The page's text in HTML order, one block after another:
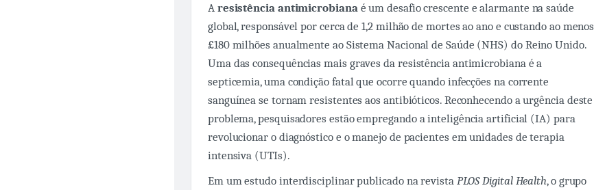
A resistência antimicrobiana é um desafio crescente e alarmante na saúde
global, responsável por cerca de 1,2 milhão de mortes ao ano e custando ao menos
£180 milhões anualmente ao Sistema Nacional de Saúde (NHS) do Reino Unido.
Uma das consequências mais graves da resistência antimicrobiana é a
septicemia, uma condição fatal que ocorre quando infecções na corrente
sanguínea se tornam resistentes aos antibióticos. Reconhecendo a urgência deste
problema, pesquisadores estão empregando a inteligência artificial (IA) para
revolucionar o diagnóstico e o manejo de pacientes em unidades de terapia
intensiva (UTIs).
Em um estudo interdisciplinar publicado na revista PLOS Digital Health, o grupo